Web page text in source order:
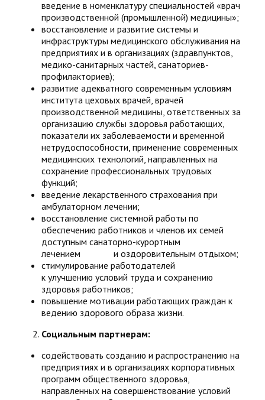
введение в номенклатуру специальностей «врач
производственной (промышленной) медицины»;
восстановление и развитие системы и
инфраструктуры медицинского обслуживания на
предприятиях и в организациях (здравпунктов,
медико-санитарных частей, санаториев-
профилакториев);
развитие адекватного современным условиям
института цеховых врачей, врачей
производственной медицины, ответственных за
организацию службы здоровья работающих,
показатели их заболеваемости и временной
нетрудоспособности, применение современных
медицинских технологий, направленных на
сохранение профессиональных трудовых
функций;
введение лекарственного страхования при
амбулаторном лечении;
восстановление системной работы по
обеспечению работников и членов их семей
доступным санаторно-курортным
лечением и оздоровительным отдыхом;
стимулирование работодателей
к улучшению условий труда и сохранению
здоровья работников;
повышение мотивации работающих граждан к
ведению здорового образа жизни.
Социальным партнерам:
содействовать созданию и распространению на
предприятиях и в организациях корпоративных
программ общественного здоровья,
направленных на совершенствование условий